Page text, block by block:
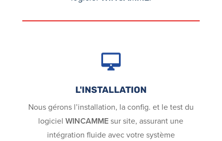
L'INSTALLATION
Nous gérons l’installation, la config. et le test du
logicielWINCAMMEsur site, assurant une
intégration fluide avec votre système